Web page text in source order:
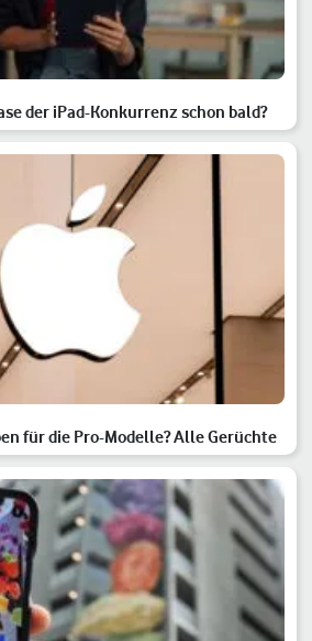
der iPad-Konkurrenz schon bald?
für die Pro-Modelle? Alle Gerüchte